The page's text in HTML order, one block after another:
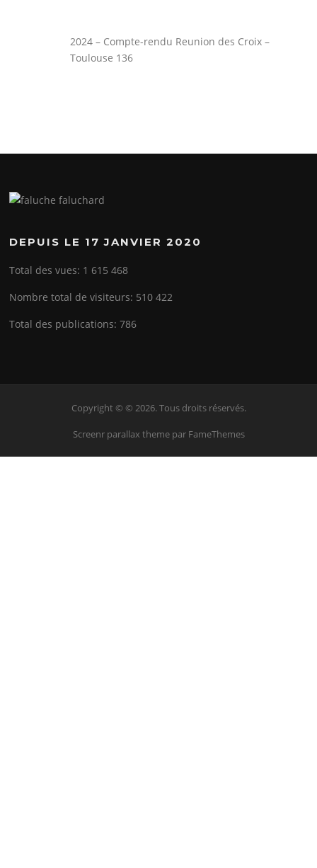
2024 – Compte-rendu Reunion des Croix –
Toulouse 136
DEPUIS LE 17 JANVIER 2020
Total des vues: 1 615 468
Nombre total de visiteurs: 510 422
Total des publications:786
Copyright © © 2026. Tous droits réservés.
Screenr parallax themepar FameThemes